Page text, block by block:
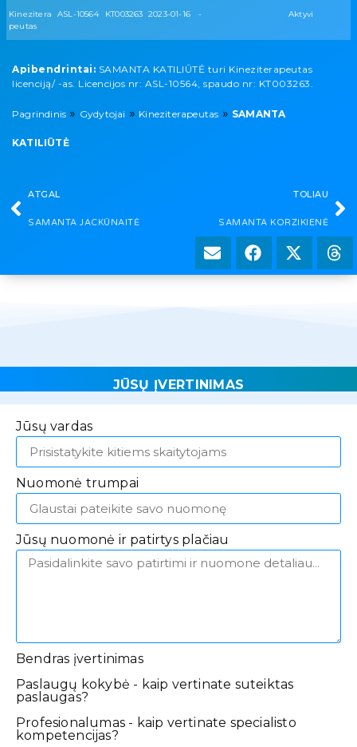
Kinezitera
peutas
ASL-10564 KT003263 2023-01-16 - Aktyvi
Apibendrintai: SAMANTA KATILIŪTĖ turi Kineziterapeutas
licenciją/ -as. Licencijos nr: ASL-10564, spaudo nr: KT003263.
Pagrindinis » Gydytojai » Kineziterapeutas » SAMANTA
KATILIŪTĖ
ATGAL
SAMANTA JACKŪNAITĖ
TOLIAU
SAMANTA KORZIKIENĖ
JŪSŲ ĮVERTINIMAS
Jūsų vardas
Nuomonė trumpai
Jūsų nuomonė ir patirtys plačiau
Bendras įvertinimas
Paslaugų kokybė - kaip vertinate suteiktas
paslaugas?
Profesionalumas - kaip vertinate specialisto
kompetencijas?